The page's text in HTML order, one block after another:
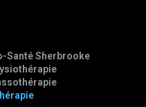
Santé Sherbrooke